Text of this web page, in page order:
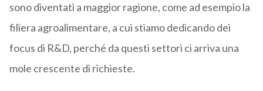
sono diventati a maggior ragione, come ad esempio la
filiera agroalimentare, a cui stiamo dedicando dei
focus di R&D, perché da questi settori ci arriva una
mole crescente di richieste.